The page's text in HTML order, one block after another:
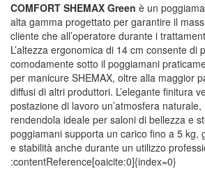
COMFORT SHEMAX Green è un
alta gamma progettato per garantire il
cliente che all’operatore durante i
L’altezza ergonomica di 14 cm consente di
comodamente sotto il poggiamani
per manicure SHEMAX, oltre alla maggior
diffusi di altri produttori. L’elegante finitura
postazione di lavoro un’atmosfera
rendendola ideale per saloni di bellezza e
poggiamani supporta un carico fino a 5 kg,
e stabilità anche durante un utilizzo
:contentReference[oaicite:0]{index=0}